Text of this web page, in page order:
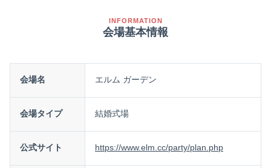
INFORMATION
会場基本情報
会場名 エルム ガーデン
会場タイプ 結婚式場
公式サイト https://www.elm.cc/party/plan.php